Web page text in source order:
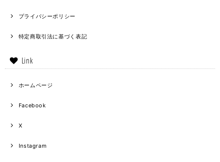
プライバシーポリシー
特定商取引法に基づく表記
Link
ホームページ
Facebook
X
Instagram